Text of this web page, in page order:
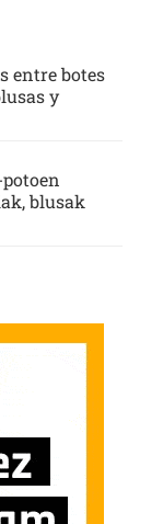
entre botes
y
blusak